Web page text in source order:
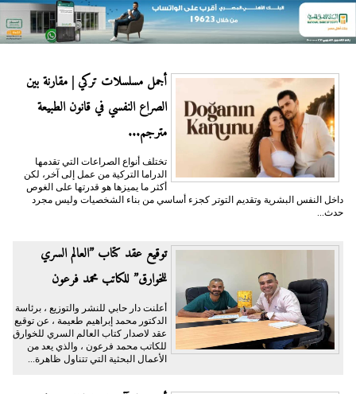
أجمل مسلسلات تركي | مقارنة بين
الصراع النفسي في قانون الطبيعة
مترجم...
تختلف أنواع الصراعات التي تقدمها
الدراما التركية من عمل إلى آخر، لكن
أكثر ما يميزها هو قدرتها على الغوص
داخل النفس البشرية وتقديم التوتر كجزء أساسي من بناء الشخصيات وليس مجرد
حدث...
توقيع عقد كتاب ”العالم السري
للخوارق” للكاتب محمد فرعون
أعلنت دار حابي للنشر والتوزيع ، برئاسة
الدكتور محمد إبراهيم طعيمة ، عن توقيع
عقد لاصدار كتاب العالم السري للخوارق
للكاتب محمد فرعون ، والذي يعد من
الأعمال البحثية التي تتناول ظاهرة...